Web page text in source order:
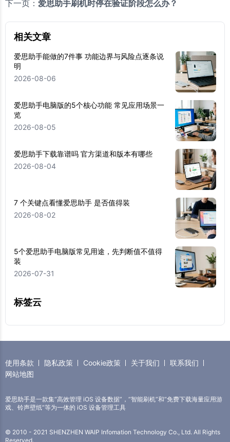
下一页： 爱思助手刷机时停在验证阶段怎么办？
相关文章
爱思助手能做的7件事 功能边界与风险点逐条说
明
2026-08-06
爱思助手电脑版的5个核心功能 常见应用场景一
览
2026-08-05
爱思助手下载靠谱吗 官方渠道和版本有哪些
2026-08-04
7 个关键点看懂爱思助手 是否值得装
2026-08-02
5个爱思助手电脑版常见用途，先判断值不值得
装
2026-07-31
标签云
使用条款 隐私政策 Cookie政策 关于我们
联系我们
网站地图
爱思助手是一款集“高效管理 iOS 设备数据”，“智能刷机”和“免费下载海量应用游
戏、铃声壁纸”等为一体的 iOS 设备管理工具
© 2010 - 2021 SHENZHEN WAIP Infomation Technology Co., Ltd. All Rights
Reserved.